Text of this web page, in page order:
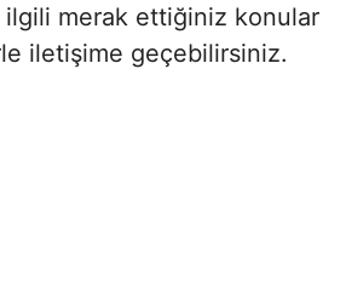
merak ettiğiniz konular
iletişime geçebilirsiniz.